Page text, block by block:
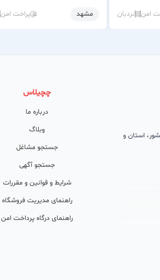
امن نردبان مشهد پراخت امن
کشور، استان و
چچیلاس
درباره ما
وبلاگ
جستجو مشاغل
جستجو آگهی
شرایط و قوانین و مقررات
راهنمای مدیریت فروشگاه
راهنمای درگاه پرداخت امن